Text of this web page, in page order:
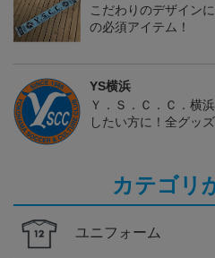
こだわりのデザイン
の必須アイテム！
YS横浜
Ｙ．Ｓ．Ｃ．Ｃ．横
したい方に！全グッ
カテゴリ
ユニフォーム